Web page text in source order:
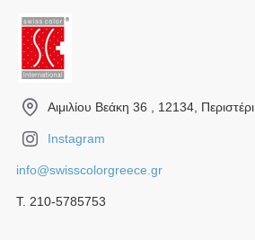
Αιμιλίου Βεάκη 36 , 12134, Περιστέρι
Instagram
info@swisscolorgreece.gr
Τ. 210-5785753